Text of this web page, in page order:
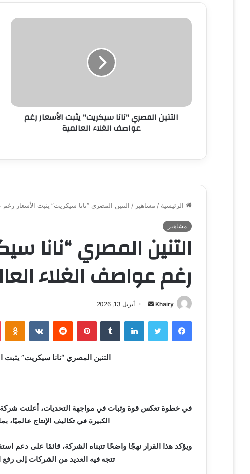
د
ا
التنين المصري "نانا سيكريت" يثبت الأسعار رغم
عواصف الغلاء العالمية